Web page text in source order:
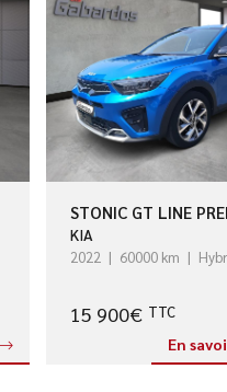
STONIC GT LINE
KIA
2022 60000 km
15 900€ TTC
En